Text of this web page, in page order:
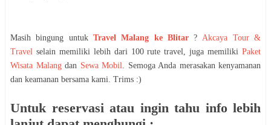
Masih bingung untuk Travel Malang ke Blitar? Akcaya Tour &
Travel selain memiliki lebih dari 100 rute travel, juga memiliki Paket
Wisata Malangdan Sewa Mobil
. Semoga Anda merasakan kenyamanan
dan keamanan bersama kami. Trims :)
Untuk reservasi atau ingin tahu info lebih